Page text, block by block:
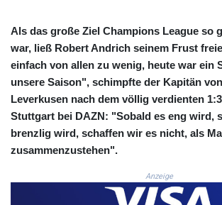
3673.881667
CRC
CVE
CZK
DJF
DKK 7.475355
EGP
ERN 17.315419
Als das große Ziel Champions League so
war, ließ Robert Andrich seinem Frust
einfach von allen zu wenig, heute war ein
unsere Saison", schimpfte der Kapitän
Leverkusen nach dem völlig verdienten
Stuttgart bei DAZN: "Sobald es eng wird,
brenzlig wird, schaffen wir es nicht, als
zusammenzustehen".
Anzeige